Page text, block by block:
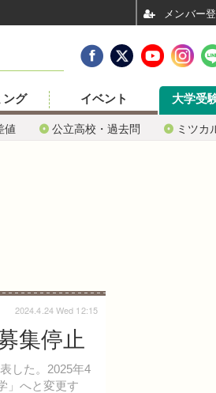
値 公立高校・過去問 ミツカ
ング イベント 大学受
集停止
した。2025年4
」へと変更す
2024.4.24 Wed 12:15